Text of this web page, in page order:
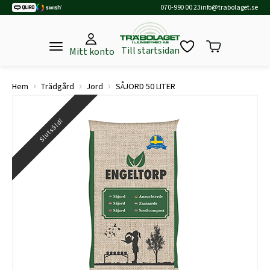
070-990 00 23info@trabolaget.se
Mitt konto Till startsidan
Hem › Trädgård › Jord › SÅJORD 50 LITER
Slutsåld!